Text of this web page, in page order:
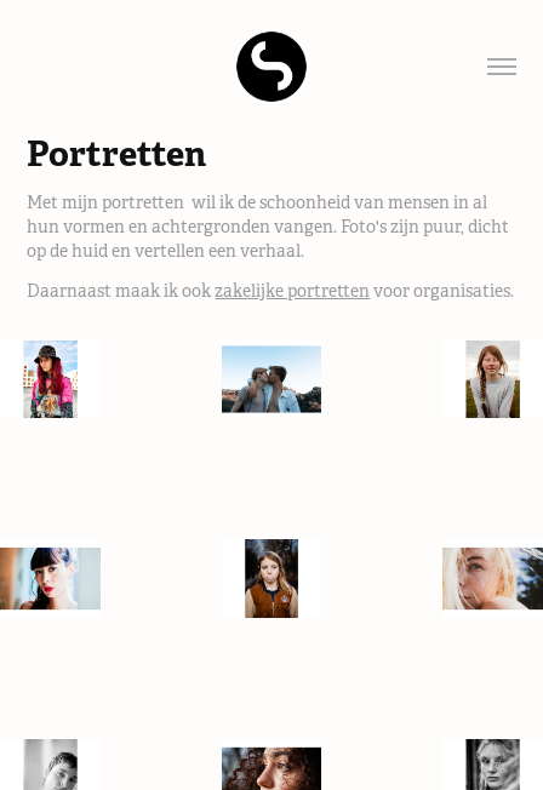
Portretten
Met mijn portretten wil ik de schoonheid van mensen in al
hun vormen en achtergronden vangen. Foto's zijn puur, dicht
op de huid en vertellen een verhaal.
Daarnaast maak ik ookzakelijke portrettenvoor organisaties.